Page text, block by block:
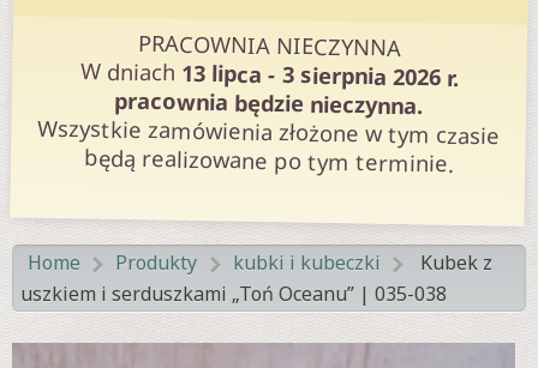
PRACOWNIA NIECZYNNA
W dniach 13 lipca - 3 sierpnia 2026 r.
pracownia będzie nieczynna.
Wszystkie zamówienia złożone w tym czasie
będą realizowane po tym terminie.
Home > Produkty > kubki i kubeczki >
Kubek z
uszkiem i serduszkami „Toń Oceanu” | 035-038